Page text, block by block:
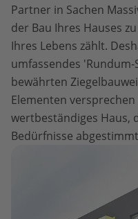
Partner in Sachen
der Bau Ihres Hauses
Ihres Lebens zählt.
umfassendes
bewährten
Elementen
wertbeständiges Haus,
Bedürfnisse